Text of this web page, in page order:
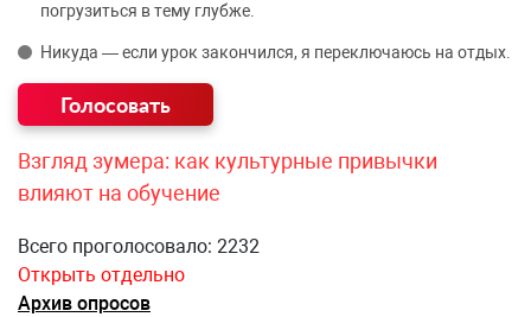
погрузиться в тему глубже.
Никуда — если урок закончился, я переключаюсь на отдых.
Взгляд зумера: как культурные привычки
влияют на обучение
Всего проголосовало: 2232
Открыть отдельно
Архив опросов